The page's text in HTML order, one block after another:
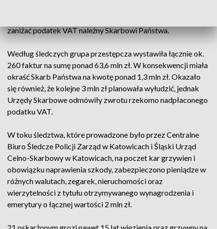
zaniżać podatek VAT należny Skarbowi Państwa.
Według śledczych grupa przestępcza wystawiła łącznie ok.
260 faktur na sumę ponad 63,6 mln zł. W konsekwencji miała
okraść Skarb Państwa na kwotę ponad 1,3 mln zł. Okazało
się również, że kolejne 3 mln zł planowała wyłudzić, jednak
Urzędy Skarbowe odmówiły zwrotu rzekomo nadpłaconego
podatku VAT.
W toku śledztwa, które prowadzone było przez Centralne
Biuro Śledcze Policji Zarząd w Katowicach i Śląski Urząd
Celno-Skarbowy w Katowicach, na poczet kar grzywien i
obowiązku naprawienia szkody, zabezpieczono pieniądze w
różnych walutach, zegarek, nieruchomości oraz
wierzytelności z tytułu otrzymywanego wynagrodzenia i
emerytury o łącznej wartości 2 mln zł.